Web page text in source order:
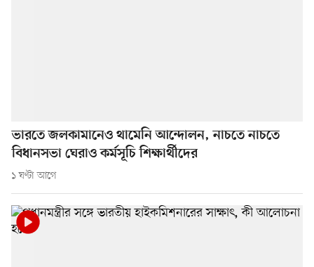
ভারতে জলকামানেও থামেনি আন্দোলন, নাচতে নাচতে
বিধানসভা ঘেরাও কর্মসূচি শিক্ষার্থীদের
১ ঘণ্টা আগে